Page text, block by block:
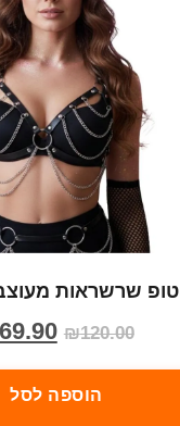
טופ שרשראות
₪120.00
69.90
הוספה לסל